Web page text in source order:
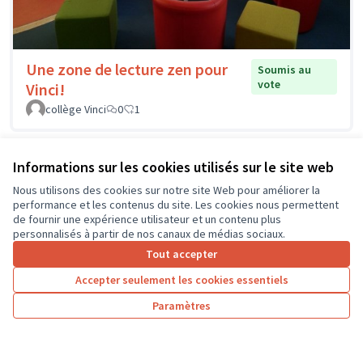
Informations sur les cookies utilisés sur le site web
Nous utilisons des cookies sur notre site Web pour améliorer la
performance et les contenus du site. Les cookies nous permettent
de fournir une expérience utilisateur et un contenu plus
personnalisés à partir de nos canaux de médias sociaux.
Tout accepter
Accepter seulement les cookies essentiels
Paramètres
Une zone de lecture zen pour
Vinci!
Soumis au
vote
collège Vinci
0 1